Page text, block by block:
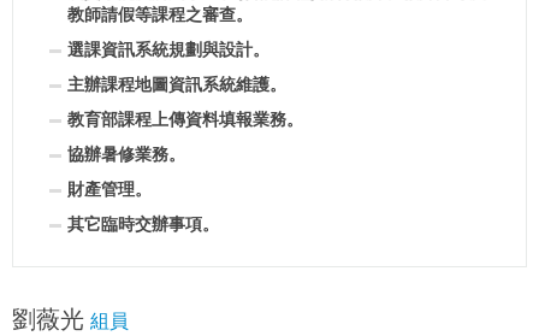
教師請假等課程之審查。
選課資訊系統規劃與設計。
主辦課程地圖資訊系統維護。
教育部課程上傳資料填報業務。
協辦暑修業務。
財產管理。
其它臨時交辦事項。
劉薇光 組員